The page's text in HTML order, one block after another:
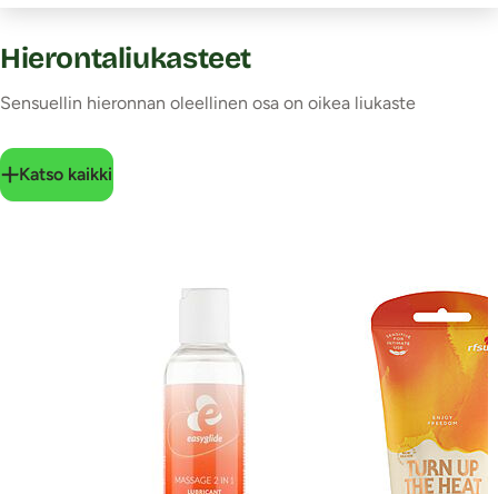
Hierontaliukasteet
Sensuellin hieronnan oleellinen osa on oikea liukaste
Katso kaikki